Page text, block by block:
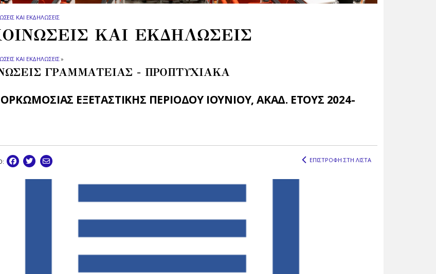
ΚΑΙ ΕΚΔΗΛΩΣΕΙΣ
ΚΑΙ ΕΚΔΗΛΩΣΕΙΣ
ΚΑΙ ΕΚΔΗΛΩΣΕΙΣ»
ΓΡΑΜΜΑΤΕΙΑΣ - ΠΡΟΠΤΥΧΙΑΚΑ
ΟΡΚΩΜΟΣΙΑΣ ΕΞΕΤΑΣΤΙΚΗΣ ΠΕΡΙΟΔΟΥ ΙΟΥΝΙΟΥ, ΑΚΑΔ. ΕΤΟΥΣ 2024-
ΕΠΙΣΤΡΟΦΗ ΣΤΗ ΛΙΣΤΑ